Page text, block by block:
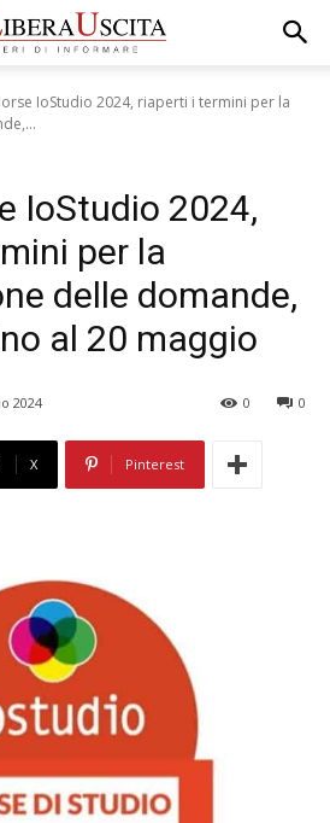
IoStudio 2024, riaperti i termini per la
IoStudio 2024,
per la
delle domande,
al 20 maggio
2024 0
0
X Pinterest